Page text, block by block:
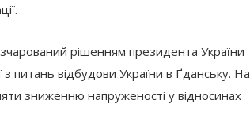
рішенням президента України
питань відбудови України в Ґданську. На
зниженню напруженості у відносинах